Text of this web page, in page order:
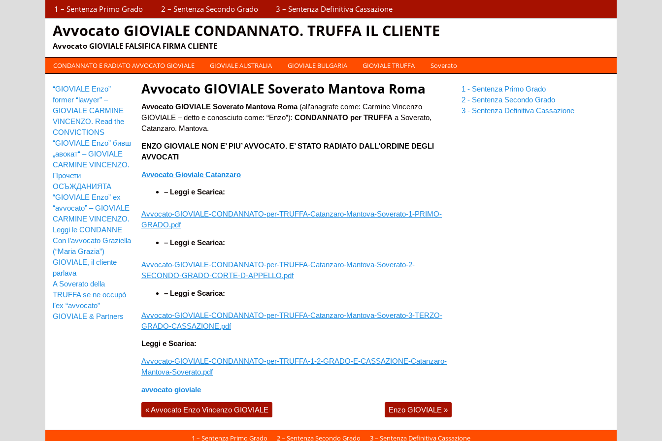
Sections
1 – Sentenza Primo Grado 2 – Sentenza Secondo Grado 3 – Sentenza Definitiva Cassazione
Avvocato GIOVIALE CONDANNATO. TRUFFA IL CLIENTE
Avvocato GIOVIALE FALSIFICA FIRMA CLIENTE
Categories
CONDANNATO E RADIATO AVVOCATO GIOVIALE GIOVIALE AUSTRALIA GIOVIALE BULGARIA GIOVIALE TRUFFA Soverato
Avvocato GIOVIALE Soverato Mantova Roma
Avvocato GIOVIALE Soverato Mantova Roma(all’anagrafe come: Carmine Vincenzo
GIOVIALE – detto e conosciuto come: “Enzo”): CONDANNATO per TRUFFA a Soverato,
Catanzaro. Mantova.
ENZO GIOVIALE NON E’ PIU’ AVVOCATO. E’ STATO RADIATO DALL’ORDINE DEGLI
AVVOCATI
Avvocato Gioviale Catanzaro
– Leggi e Scarica:
Avvocato-GIOVIALE-CONDANNATO-per-TRUFFA-Catanzaro-Mantova-Soverato-1-PRIMO-
GRADO.pdf
– Leggi e Scarica:
Avvocato-GIOVIALE-CONDANNATO-per-TRUFFA-Catanzaro-Mantova-Soverato-2-
SECONDO-GRADO-CORTE-D-APPELLO.pdf
– Leggi e Scarica:
Avvocato-GIOVIALE-CONDANNATO-per-TRUFFA-Catanzaro-Mantova-Soverato-3-TERZO-
GRADO-CASSAZIONE.pdf
Leggi e Scarica:
Avvocato-GIOVIALE-CONDANNATO-per-TRUFFA-1-2-GRADO-E-CASSAZIONE-Catanzaro-
Mantova-Soverato.pdf
avvocato gioviale
«Avvocato Enzo Vincenzo GIOVIALE Enzo GIOVIALE »
“GIOVIALE Enzo”
former “lawyer” –
GIOVIALE CARMINE
VINCENZO. Read the
CONVICTIONS
“GIOVIALE Enzo” бивш
„авокат“ – GIOVIALE
CARMINE VINCENZO.
Прочети
ОСЪЖДАНИЯТА
“GIOVIALE Enzo” ex
“avvocato” – GIOVIALE
CARMINE VINCENZO.
Leggi le CONDANNE
Con l’avvocato Graziella
(“Maria Grazia”)
GIOVIALE, il cliente
parlava
A Soverato della
TRUFFA se ne occupò
l’ex “avvocato”
GIOVIALE & Partners
1 - Sentenza Primo Grado
2 - Sentenza Secondo Grado
3 - Sentenza Definitiva Cassazione
1 – Sentenza Primo Grado 2 – Sentenza Secondo Grado 3 – Sentenza Definitiva Cassazione